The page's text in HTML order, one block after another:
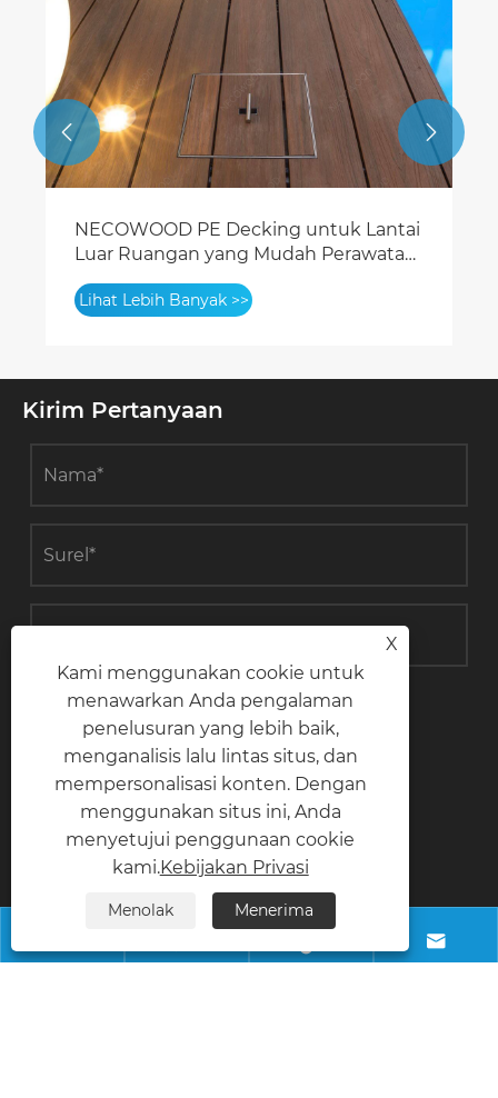
Panel Dinding WPC untuk Kantor
Sehat: VOC Rendah & Performa
Akustik Mengemudi BAIK/LEED v5
Lihat Lebih Banyak >>
 
Kirim Pertanyaan
Hubungi kami
+8618028968963

X
Kami menggunakan cookie untuk
menawarkan Anda pengalaman
penelusuran yang lebih baik,
menganalisis lalu lintas situs, dan
mempersonalisasi konten. Dengan
menggunakan situs ini, Anda
menyetujui penggunaan cookie
kami.Kebijakan Privasi
Menolak Menerima